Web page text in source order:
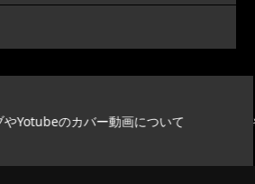
明日のYouTube動画について